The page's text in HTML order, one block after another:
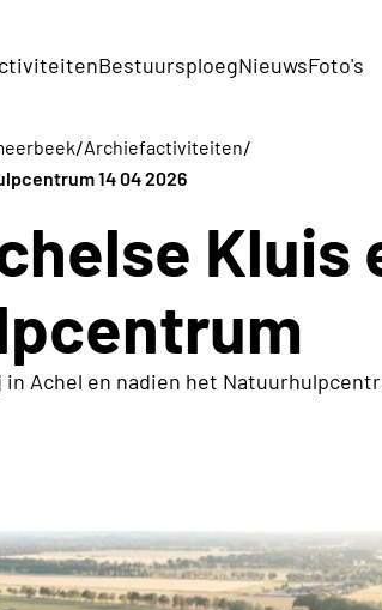
BestuursploegNieuwsFoto's
/Archiefactiviteiten/
14 04 2026
Kluis
Achel en nadien het